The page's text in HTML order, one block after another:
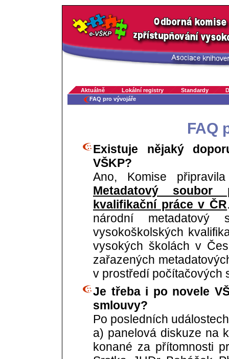
Aktuálně Lokální registry Standardy
FAQ pro vývojáře
FAQ
Existuje nějaký
VŠKP?
Ano, Komise
Metadatový soubor
kvalifikační práce v ČR
národní metadatový
vysokoškolských
vysokých školách v
zařazených
v prostředí počítačových
Je třeba i po novele
smlouvy?
Po posledních
a) panelová diskuze na
konané za přítomnosti